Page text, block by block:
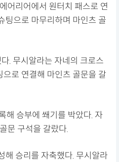
어리어에서 원터치 패스로 연
팅으로 마무리하며 마인츠 골
. 무시알라는 자네의 크로스
로 연결해 마인츠 골문을 갈
해 승부에 쐐기를 박았다. 자
문 구석을 갈랐다.
해 승리를 자축했다. 무시알라